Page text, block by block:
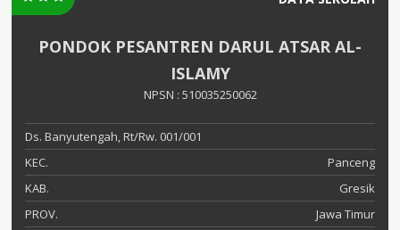
PONDOK PESANTREN DARUL ATSAR AL-
ISLAMY
NPSN : 510035250062
Ds. Banyutengah, Rt/Rw. 001/001
KEC.
Panceng
KAB.
Gresik
PROV.
Jawa Timur